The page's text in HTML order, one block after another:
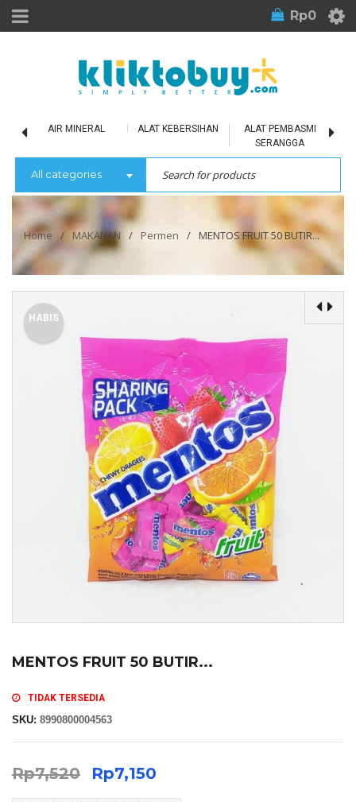
Rp0
AIR MINERAL ALAT KEBERSIHAN
ALAT PEMBASMI
SERANGGA
All categories
Home / MAKANAN / Permen / MENTOS FRUIT 50 BUTIR...
HABIS
MENTOS FRUIT 50 BUTIR...
TIDAK TERSEDIA
SKU: 8990800004563
Rp7,520 Rp7,150